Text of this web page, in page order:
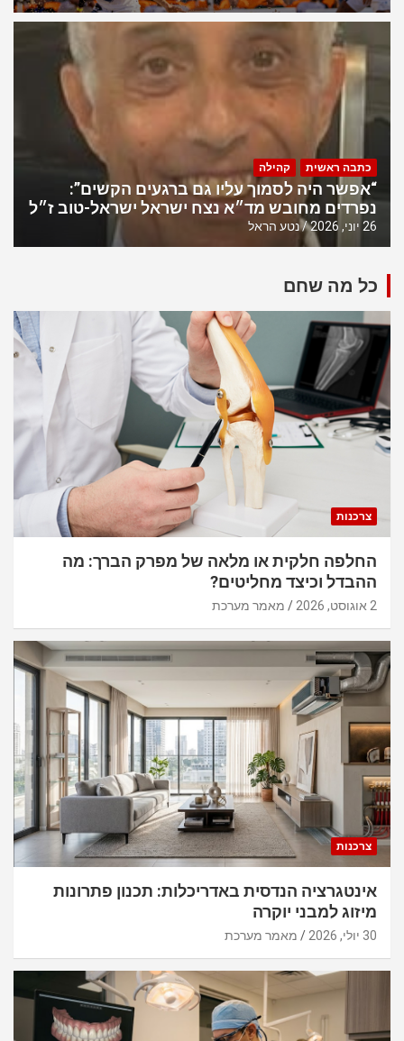
כתבה ראשית קהילה
“אפשר היה לסמוך עליו גם ברגעים הקשים”:
נפרדים מחובש מד״א נצח ישראל ישראל-טוב ז״ל
26 יוני, 2026 נטע הראל
כל מה שחם
צרכנות
החלפה חלקית או מלאה של מפרק הברך: מה
ההבדל וכיצד מחליטים?
2 אוגוסט, 2026 מאמר מערכת
צרכנות
אינטגרציה הנדסית באדריכלות: תכנון פתרונות
מיזוג למבני יוקרה
30 יולי, 2026 מאמר מערכת